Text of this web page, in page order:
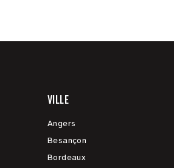
VILLE
Angers
Besançon
Bordeaux